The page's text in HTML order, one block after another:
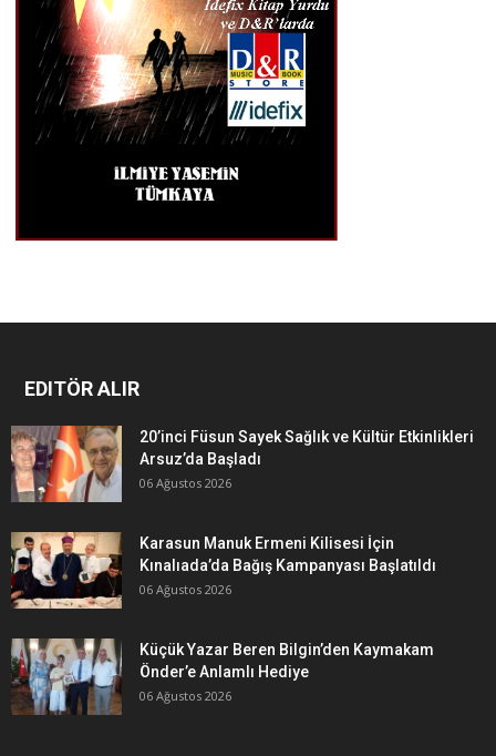
EDITÖR ALIR
20’inci Füsun Sayek Sağlık ve Kültür Etkinlikleri
Arsuz’da Başladı
06 Ağustos 2026
Karasun Manuk Ermeni Kilisesi İçin
Kınalıada’da Bağış Kampanyası Başlatıldı
06 Ağustos 2026
Küçük Yazar Beren Bilgin’den Kaymakam
Önder’e Anlamlı Hediye
06 Ağustos 2026